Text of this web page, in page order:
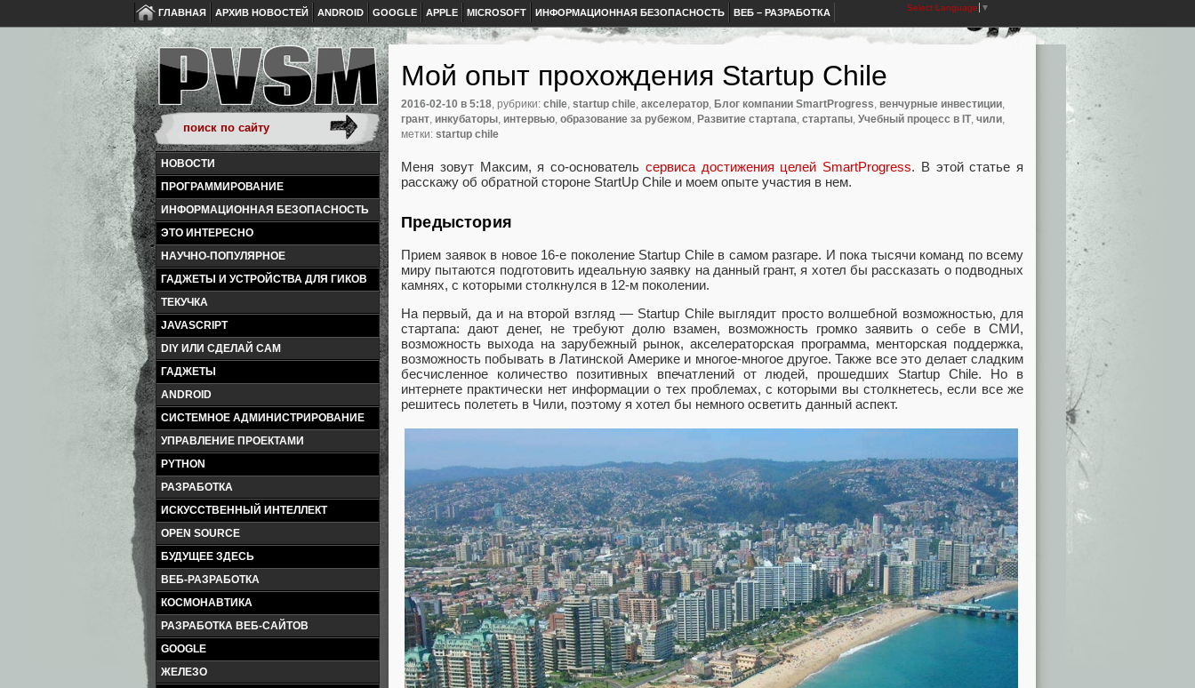
ГЛАВНАЯ АРХИВ НОВОСТЕЙ ANDROID GOOGLE APPLE MICROSOFT ИНФОРМАЦИОННАЯ БЕЗОПАСНОСТЬ ВЕБ – РАЗРАБОТКА Select Language ▼
НОВОСТИ
ПРОГРАММИРОВАНИЕ
ИНФОРМАЦИОННАЯ БЕЗОПАСНОСТЬ
ЭТО ИНТЕРЕСНО
НАУЧНО-ПОПУЛЯРНОЕ
ГАДЖЕТЫ И УСТРОЙСТВА ДЛЯ ГИКОВ
ТЕКУЧКА
JAVASCRIPT
DIY ИЛИ СДЕЛАЙ САМ
ГАДЖЕТЫ
ANDROID
СИСТЕМНОЕ АДМИНИСТРИРОВАНИЕ
УПРАВЛЕНИЕ ПРОЕКТАМИ
PYTHON
РАЗРАБОТКА
ИСКУССТВЕННЫЙ ИНТЕЛЛЕКТ
OPEN SOURCE
БУДУЩЕЕ ЗДЕСЬ
ВЕБ-РАЗРАБОТКА
КОСМОНАВТИКА
РАЗРАБОТКА ВЕБ-САЙТОВ
GOOGLE
ЖЕЛЕЗО
Мой опыт прохождения Startup Chile
2016-02-10 в 5:18, рубрики: chile, startup chile, акселератор, Блог компании SmartProgress, венчурные инвестиции,
грант, инкубаторы, интервью, образование за рубежом, Развитие стартапа, стартапы, Учебный процесс в IT, чили,
метки: startup chile
Меня зовут Максим, я со-основатель сервиса достижения целей SmartProgress. В этой статье я
расскажу об обратной стороне StartUp Chile и моем опыте участия в нем.
Предыстория
Прием заявок в новое 16-е поколение Startup Chile в самом разгаре. И пока тысячи команд по всему
миру пытаются подготовить идеальную заявку на данный грант, я хотел бы рассказать о подводных
камнях, с которыми столкнулся в 12-м поколении.
На первый, да и на второй взгляд — Startup Chile выглядит просто волшебной возможностью, для
стартапа: дают денег, не требуют долю взамен, возможность громко заявить о себе в СМИ,
возможность выхода на зарубежный рынок, акселераторская программа, менторская поддержка,
возможность побывать в Латинской Америке и многое-многое другое. Также все это делает сладким
бесчисленное количество позитивных впечатлений от людей, прошедших Startup Chile. Но в
интернете практически нет информации о тех проблемах, с которыми вы столкнетесь, если все же
решитесь полететь в Чили, поэтому я хотел бы немного осветить данный аспект.